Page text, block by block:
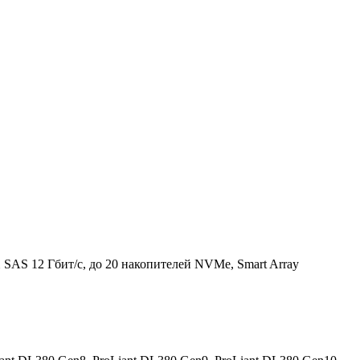
12 Гбит/с, до 20 накопителей NVMe, Smart Array